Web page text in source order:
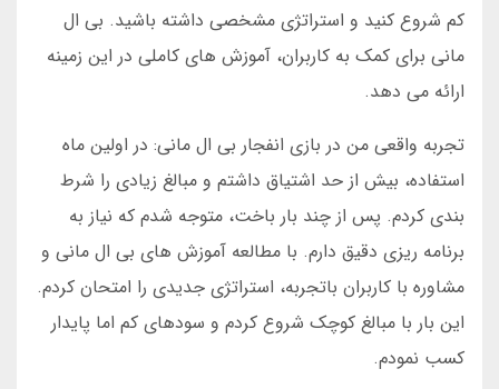
کم شروع کنید و استراتژی مشخصی داشته باشید. بی ال
مانی برای کمک به کاربران، آموزش های کاملی در این زمینه
ارائه می دهد.
تجربه واقعی من در بازی انفجار بی ال مانی: در اولین ماه
استفاده، بیش از حد اشتیاق داشتم و مبالغ زیادی را شرط
بندی کردم. پس از چند بار باخت، متوجه شدم که نیاز به
برنامه ریزی دقیق دارم. با مطالعه آموزش های بی ال مانی و
مشاوره با کاربران باتجربه، استراتژی جدیدی را امتحان کردم.
این بار با مبالغ کوچک شروع کردم و سودهای کم اما پایدار
کسب نمودم.